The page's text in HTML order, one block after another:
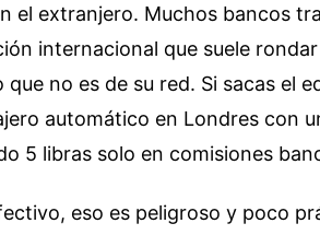
el extranjero. Muchos bancos
internacional que suele rondar
no es de su red. Si sacas el
automático en Londres con
5 libras solo en comisiones
eso es peligroso y poco